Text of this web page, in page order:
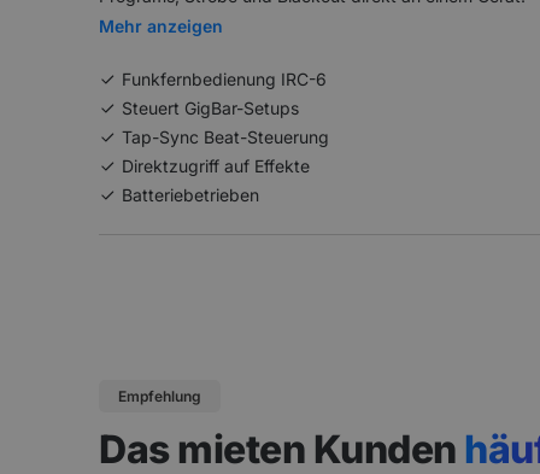
Mehr anzeigen
Funkfernbedienung IRC-6
Steuert GigBar-Setups
Tap-Sync Beat-Steuerung
Direktzugriff auf Effekte
Batteriebetrieben
Empfehlung
Das mieten Kunden